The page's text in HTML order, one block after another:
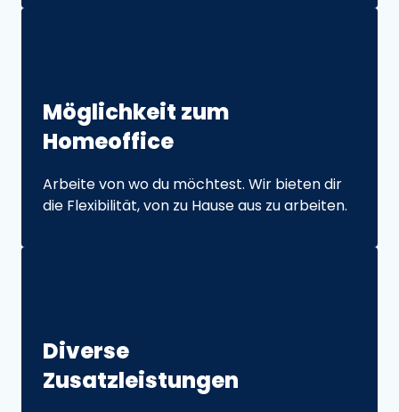
Möglichkeit
Homeoffice
Arbeite von wo du möchtest. Wir bieten dir
die Flexibilität, von zu Hause aus zu arbeiten.
Diverse
Zusatz­leistungen